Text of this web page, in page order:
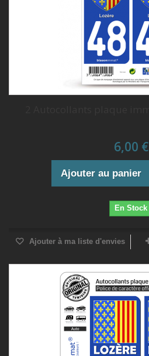
6,00 €
Ajouter au panier
En Stock
Ajouter à ma liste d'envies